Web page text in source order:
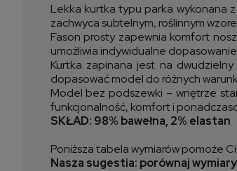
Lekka kurtka typu parka wykonana
zachwyca subtelnym, roślinnym
Fason prosty zapewnia komfort
umożliwia indywidualne
Kurtka zapinana jest na dwudzielny
dopasować model do różnych
Model bez podszewki – wnętrze
funkcjonalność, komfort i
SKŁAD: 98% bawełna, 2% elastan
Poniższa tabela wymiarów pomoże
Nasza sugestia: porównaj